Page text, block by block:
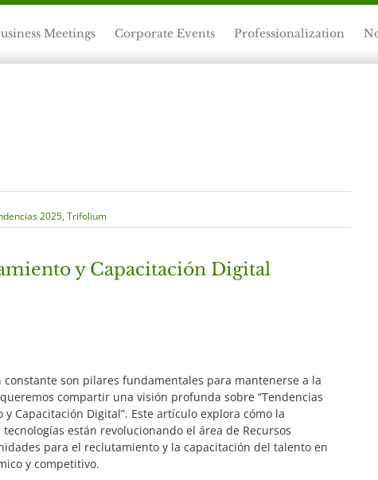
Meetings Corporate Events Professionalization
2025,Trifolium
y Capacitación Digital
son pilares fundamentales para mantenerse a la
compartir una visión profunda sobre “Tendencias
Capacitación Digital”. Este artículo explora cómo la
están revolucionando el área de Recursos
para el reclutamiento y la capacitación del talento en
y competitivo.